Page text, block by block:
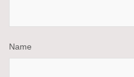
Name